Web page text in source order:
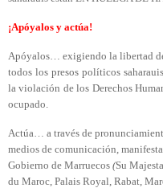
¡Apóyalos y actúa!
Apóyalos… exigiendo la libertad
todos los presos políticos
la violación de los Derechos
ocupado.
Actúa… a través de
medios de comunicación,
Gobierno de Marruecos (Su
du Maroc, Palais Royal, Rabat,